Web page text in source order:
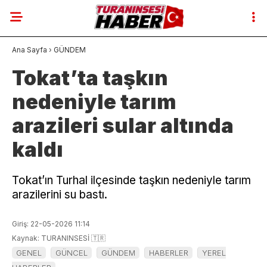
20.5
BURSA
GALERİ VİDEO YAZARLAR
YAZARLAR
SON DAKİKA
GENEL
GÜNCEL
HABERLER
Ana Sayfa › GÜNDEM
Tokat’ta taşkın
nedeniyle tarım
arazileri sular altında
kaldı
Tokat’ın Turhal ilçesinde taşkın nedeniyle tarım
arazilerini su bastı.
Giriş: 22-05-2026 11:14
Kaynak: TURANINSESİ 🇹🇷
GENEL GÜNCEL GÜNDEM HABERLER
YEREL